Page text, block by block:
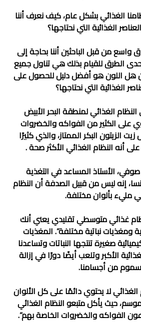
الغذائي بشكل عام، كيف نعرف أننا
الغذائية التي نحتاجها؟
من قبل الباحثين أننا بحاجة إلى
الطرق للقيام بذلك هي تناول جميع
هل اللون هو أفضل دليل للحصول على
الغذائية التي نحتاجها؟
الغذائي لمنطقة البحر الأبيض
على الكثير من الفواكه والخضروات
الزيتون البكر الممتاز، والذي كثيرًا
أنه النظام الغذائي الأكثر صحة .
الأستاذ المساعد في التغذية
إنه ليس من قبيل الصدفة أن النظام
مليء بألوان مختلفة.
غذائي متوسطي تقليدي يعني أنك
نباتية مختلفة”. المغذيات
صغيرة تنتجها النباتات وتساعدنا
الأكبر وتلعب أيضًا دورًا في إزالة
من أجسامنا.
لا يحتوي دائمًا على كل الألوان
حيث يأكل متبعو النظام الغذائي
الفواكه والخضروات الخاصة بهم”.